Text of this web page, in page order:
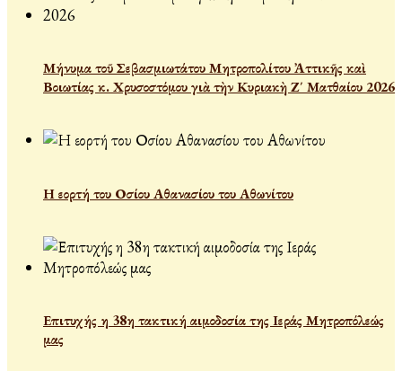
Μήνυμα τοῦ Σεβασμιωτάτου Μητροπολίτου Ἀττικῆς καὶ
Βοιωτίας κ. Χρυσοστόμου γιὰ τὴν Κυριακὴ Ζ΄ Ματθαίου 2026
Η εορτή του Οσίου Αθανασίου του Αθωνίτου
Επιτυχής η 38η τακτική αιμοδοσία της Ιεράς Μητροπόλεώς
μας